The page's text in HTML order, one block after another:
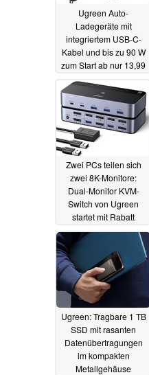
Ugreen Auto-
Ladegeräte mit
integriertem USB-C-
Kabel und bis zu 90 W
zum Start ab nur 13,99
Zwei PCs teilen sich
zwei 8K-Monitore:
Dual-Monitor KVM-
Switch von Ugreen
startet mit Rabatt
17.06.2025
Ugreen: Tragbare 1 TB
SSD mit rasanten
Datenübertragungen
im kompakten
Metallgehäuse